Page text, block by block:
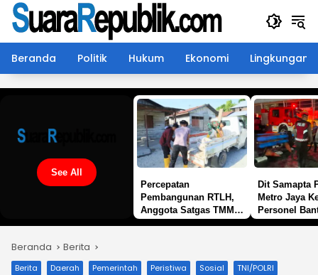
Langsung
konten
Beranda
Politik Hukum Ekonomi Lingkungan
See All
Percepatan
Pembangunan RTLH,
Anggota Satgas TMMD
Dit Samapta
Metro Jaya
Personel
Beranda Berita
Berita Daerah Pemerintah Peristiwa Sosial
TNI/POLRI